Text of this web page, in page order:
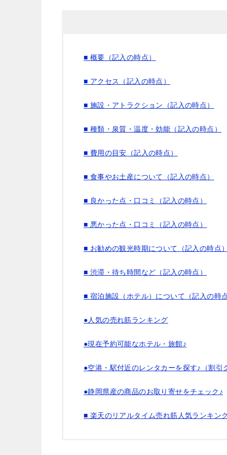
■ 概要（記入の時点）
■ アクセス（記入の時点）
■ 施設・アトラクション（記入の時点）
■ 種類・泉質・温度・効能（記入の時点）
■ 費用の目安（記入の時点）
■ 食事やお土産について（記入の時点）
■ 良かった点・口コミ（記入の時点）
■ 悪かった点・口コミ（記入の時点）
■ お勧めの観光時期について（記入の時点）
■ 渋滞・待ち時間など（記入の時点）
■ 宿泊施設（ホテル）について（記入の時点
●人気の売れ筋ランキング
●現在予約可能なホテル・旅館♪
●空港・駅付近のレンタカーを探す♪（割引
●静岡県産の商品のお取り寄せをチェック♪
■ 楽天のリアルタイム売れ筋人気ランキン